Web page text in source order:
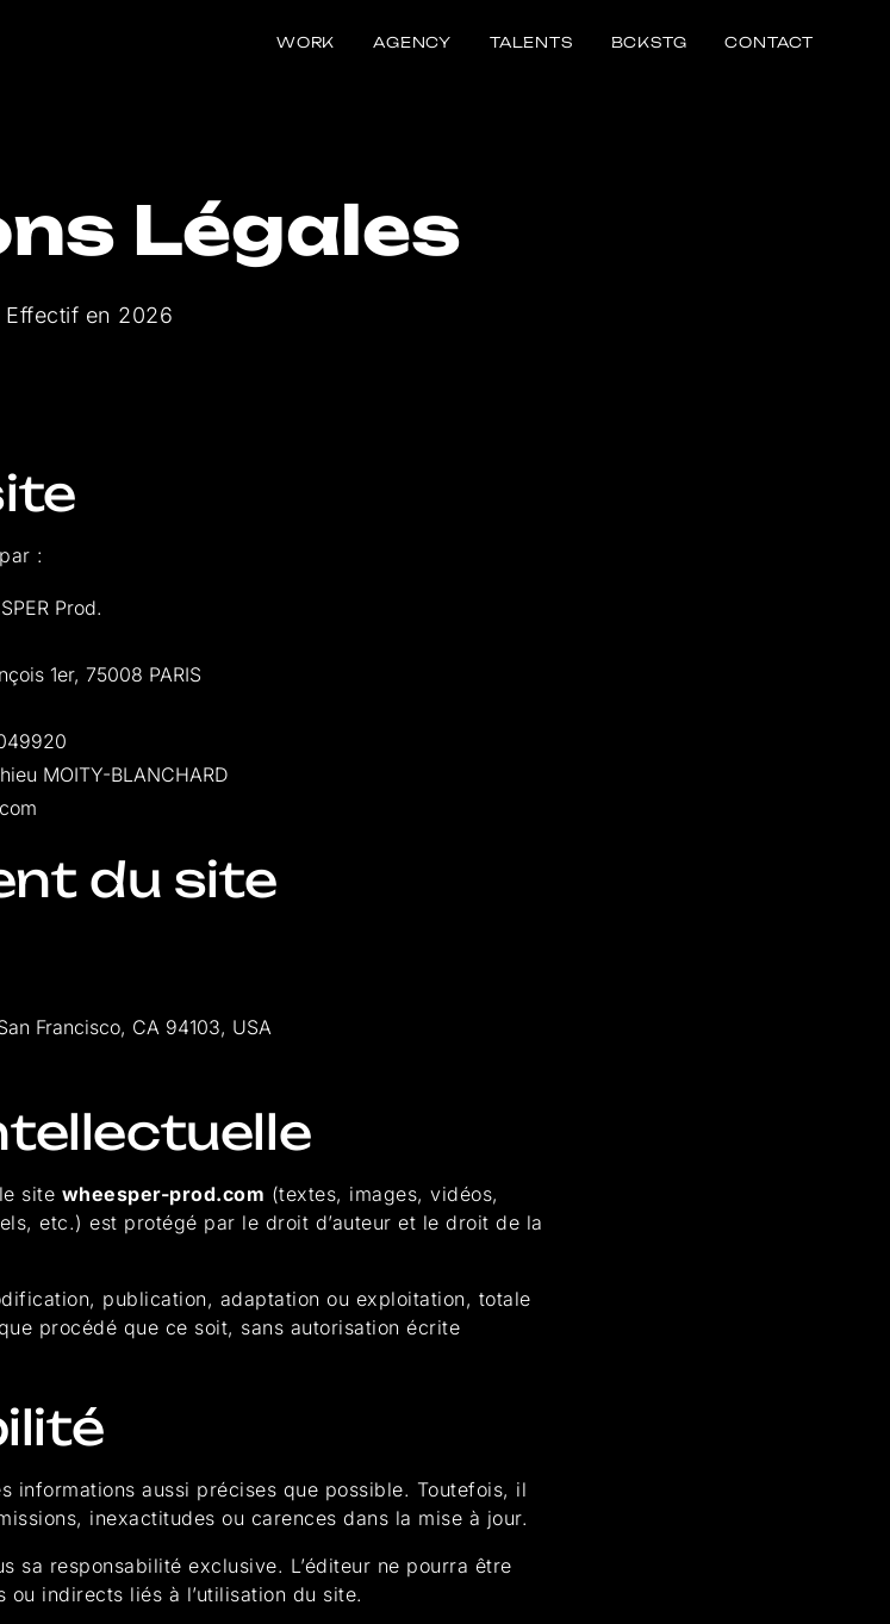
WORK AGENCY TALENTS BCKSTG CONTACT
Légales
Effectif en 2026
:
Prod.
1er, 75008 PARIS
MOITY-BLANCHARD
du site
Francisco, CA 94103, USA
site wheesper-prod.com (textes, images, vidéos,
etc.) est protégé par le droit d’auteur et le droit de la
publication, adaptation ou exploitation, totale
procédé que ce soit, sans autorisation écrite
informations aussi précises que possible. Toutefois, il
inexactitudes ou carences dans la mise à jour.
sa responsabilité exclusive. L’éditeur ne pourra être
indirects liés à l’utilisation du site.